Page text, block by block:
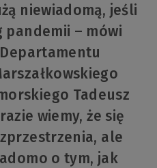
niewiadomą, jeśli
pandemii – mówi
Tadeusz
wiemy, że się
ale
o tym, jak